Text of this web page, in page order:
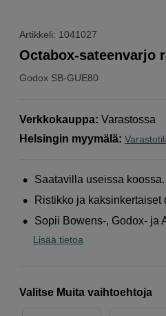
Artikkeli: 1041027
Godox SB-GUE80
Octabox-sateenvarjo
Verkkokauppa: Varastossa
Helsingin myymälä:
Saatavilla useissa koossa.
Ristikko ja kaksinkertaiset
Sopii Bowens-, Godox- ja
Lisää tietoa
Valitse Muita vaihtoehtoja